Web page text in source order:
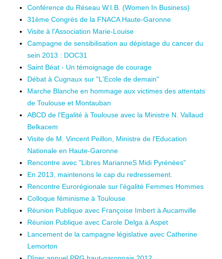
Conférence du Réseau W.I.B. (Women In Business)
31ème Congrès de la FNACA Haute-Garonne
Visite à l'Association Marie-Louise
Campagne de sensibilisation au dépistage du cancer du
sein 2013 : DOC31
Saint Béat - Un témoignage de courage
Débat à Cugnaux sur "L'Ecole de demain"
Marche Blanche en hommage aux victimes des attentats
de Toulouse et Montauban
ABCD de l'Egalité à Toulouse avec la Ministre N. Vallaud
Belkacem
Visite de M. Vincent Peillon, Ministre de l'Education
Nationale en Haute-Garonne
Rencontre avec "Libres MarianneS Midi Pyrénées"
En 2013, maintenons le cap du redressement.
Rencontre Eurorégionale sur l'égalité Femmes Hommes
Colloque féminisme à Toulouse
Réunion Publique avec Françoise Imbert à Aucamville
Réunion Publique avec Carole Delga à Aspet
Lancement de la campagne législative avec Catherine
Lemorton